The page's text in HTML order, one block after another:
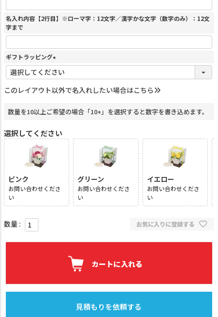
名入れ内容【2行目】※ローマ字：12文字／漢字かな文字（数字のみ）：12文
字まで
ギフトラッピング
(
必
)
このレイアウト以外で名入れしたい場合はこちら
数量を10以上ご希望の場合「10+」を選択すると数字を書き込めます。
選択してください
ピンク
お問い合わせくださ
い
グリーン
お問い合わせくださ
い
イエロー
お問い合わせくださ
い
お気に入りに登録する
カートに入れる
見積もりを依頼する